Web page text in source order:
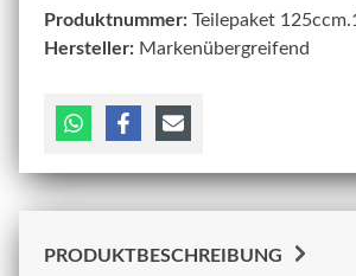
Produktnummer: Teilepaket
Hersteller: Markenübergreifend
PRODUKTBESCHREIBUNG